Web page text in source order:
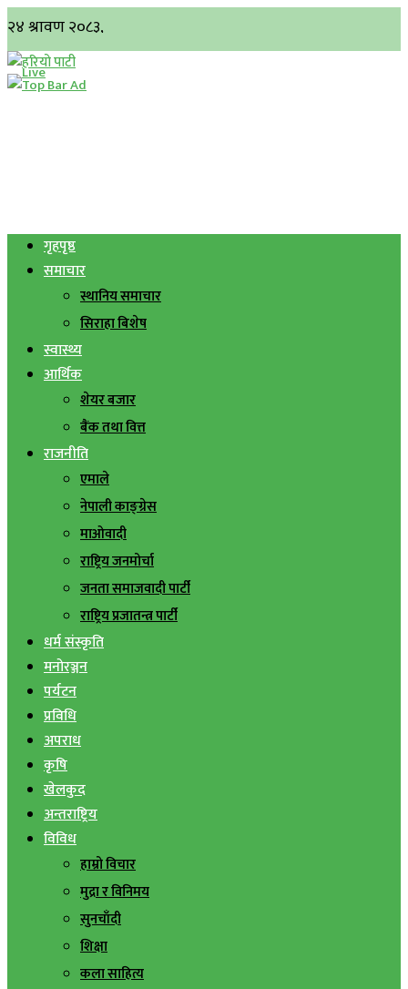
गृहपृष्ठ
समाचार
स्थानिय समाचार
सिराहा बिशेष
स्वास्थ्य
आर्थिक
शेयर बजार
बैंक तथा वित्त
राजनीति
एमाले
नेपाली काङ्ग्रेस
माओवादी
राष्ट्रिय जनमोर्चा
जनता समाजवादी पार्टी
राष्ट्रिय प्रजातन्त्र पार्टी
धर्म संस्कृति
मनोरञ्जन
पर्यटन
प्रविधि
अपराध
कृषि
खेलकुद
अन्तराष्ट्रिय
विविध
हाम्रो विचार
मुद्रा र विनिमय
सुनचाँदी
शिक्षा
कला साहित्य